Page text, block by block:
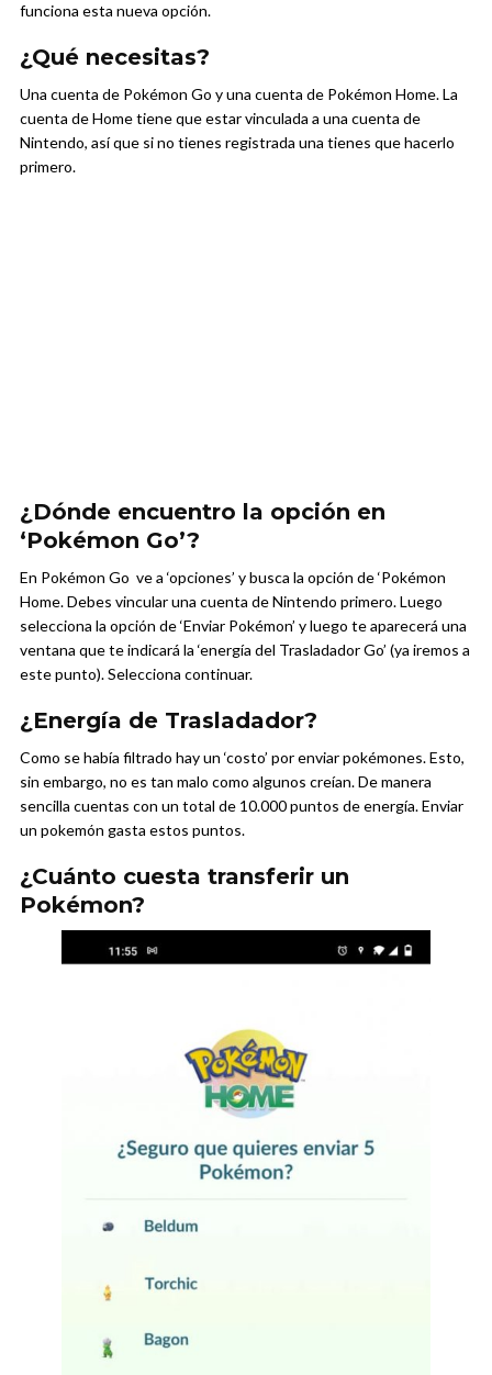
funciona esta nueva opción.
¿Qué necesitas?
Una cuenta de Pokémon Go y una cuenta de Pokémon Home. La
cuenta de Home tiene que estar vinculada a una cuenta de
Nintendo, así que si no tienes registrada una tienes que hacerlo
primero.
¿Dónde encuentro la opción en
‘Pokémon Go’?
En Pokémon Go ve a ‘opciones’ y busca la opción de ‘Pokémon
Home. Debes vincular una cuenta de Nintendo primero. Luego
selecciona la opción de ‘Enviar Pokémon’ y luego te aparecerá una
ventana que te indicará la ‘energía del Trasladador Go’ (ya iremos a
este punto). Selecciona continuar.
¿Energía de Trasladador?
Como se había filtrado hay un ‘costo’ por enviar pokémones. Esto,
sin embargo, no es tan malo como algunos creían. De manera
sencilla cuentas con un total de 10.000 puntos de energía. Enviar
un pokemón gasta estos puntos.
¿Cuánto cuesta transferir un
Pokémon?